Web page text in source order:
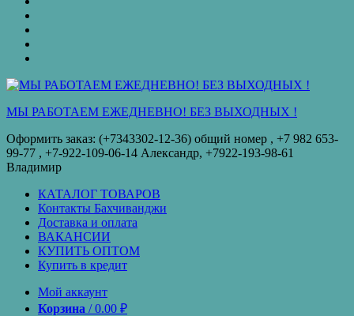
кредит
МЫ РАБОТАЕМ ЕЖЕДНЕВНО! БЕЗ ВЫХОДНЫХ !
Оформить заказ: (+7343302-12-36) общий номер , ‪+7 982 653-
99-77‬ , +7-922-109-06-14 Александр, +7922-193-98-61
Владимир
КАТАЛОГ ТОВАРОВ
Контакты Бахчиванджи
Доставка и оплата
ВАКАНСИИ
КУПИТЬ ОПТОМ
Купить в кредит
Мой аккаунт
Корзина /0.00 ₽